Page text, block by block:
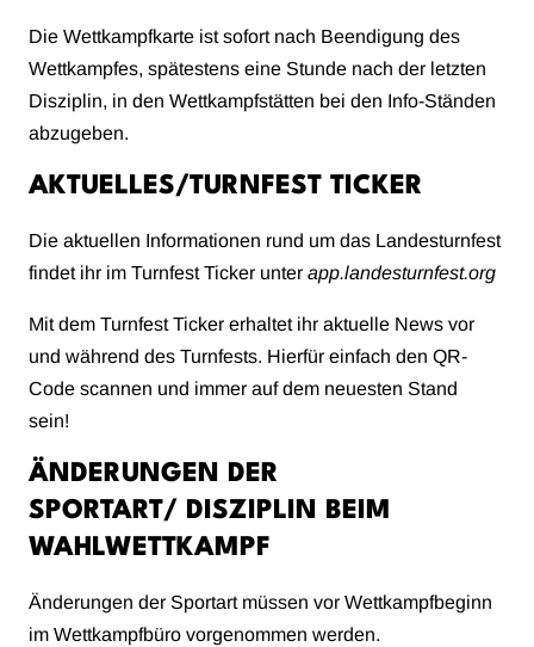
Die Wettkampfkarte ist sofort nach Beendigung des
Wettkampfes, spätestens eine Stunde nach der letzten
Disziplin, in den Wettkampfstätten bei den Info-Ständen
abzugeben.
AKTUELLES/TURNFEST TICKER
Die aktuellen Informationen rund um das Landesturnfest
findet ihr im Turnfest Ticker unter app.landesturnfest.org
Mit dem Turnfest Ticker erhaltet ihr aktuelle News vor
und während des Turnfests. Hierfür einfach den QR-
Code scannen und immer auf dem neuesten Stand
sein!
ÄNDERUNGEN DER
SPORTART/ DISZIPLIN BEIM
WAHLWETTKAMPF
Änderungen der Sportart müssen vor Wettkampfbeginn
im Wettkampfbüro vorgenommen werden.